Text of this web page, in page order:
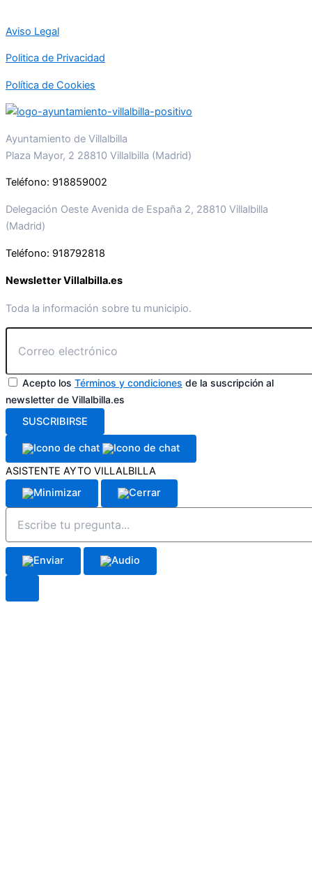
Aviso Legal
Politica de Privacidad
Política de Cookies
Ayuntamiento de Villalbilla
Plaza Mayor, 2 28810 Villalbilla (Madrid)
Teléfono: 918859002
Delegación Oeste Avenida de España 2, 28810 Villalbilla
(Madrid)
Teléfono: 918792818
Newsletter Villalbilla.es
Toda la información sobre tu municipio.
Acepto los Términos y condiciones de la suscripción al
newsletter de Villalbilla.es
SUSCRIBIRSE
ASISTENTE AYTO VILLALBILLA